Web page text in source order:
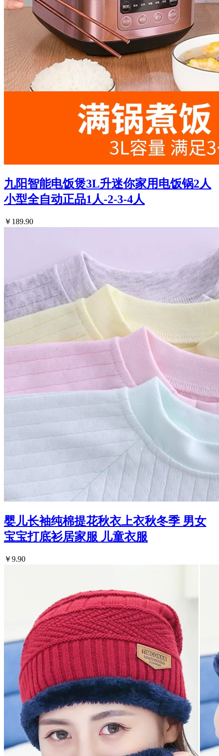
九阳智能电饭煲3L升迷你家用电饭锅2人
小型全自动正品1人-2-3-4人
￥189.90
婴儿长袖纯棉提花秋衣上衣秋冬季 男女
宝宝打底衫居家服 儿童衣服
￥9.90